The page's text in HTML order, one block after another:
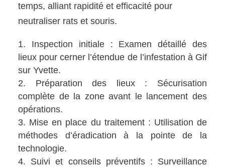
temps, alliant rapidité et efficacité pour
neutraliser rats et souris.
Inspection initiale : Examen détaillé des
lieux pour cerner l’étendue de l’infestation à Gif
sur Yvette.
Préparation des lieux : Sécurisation
complète de la zone avant le lancement des
opérations.
Mise en place du traitement : Utilisation de
méthodes d’éradication à la pointe de la
technologie.
Suivi et conseils préventifs : Surveillance